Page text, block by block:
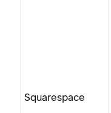
Squarespace